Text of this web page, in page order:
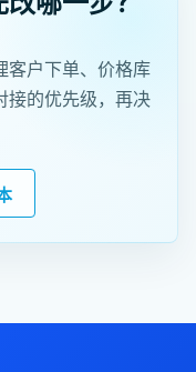
客户下单、价格库
接的优先级，再决